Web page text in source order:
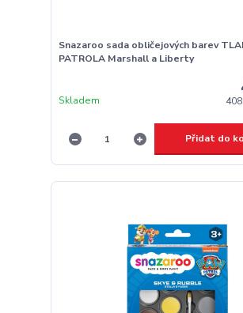
Snazaroo sada obličejových barev
PATROLA Marshall a Liberty
Skladem
Přidat do